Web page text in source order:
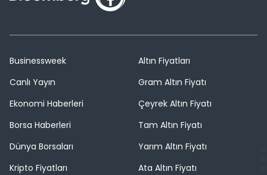
Businessweek
Canlı Yayın
Ekonomi Haberleri
Borsa Haberleri
Dünya Borsaları
Kripto Fiyatları
Altın Fiyatları
Gram Altın Fiyatı
Çeyrek Altın Fiyatı
Tam Altın Fiyatı
Yarım Altın Fiyatı
Ata Altın Fiyatı